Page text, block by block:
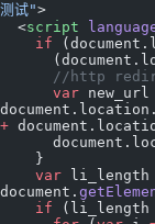
测试">
  <
script
    if
//http
      var
new_url
+
    }
    var
li_length
document.
    if
(li_length